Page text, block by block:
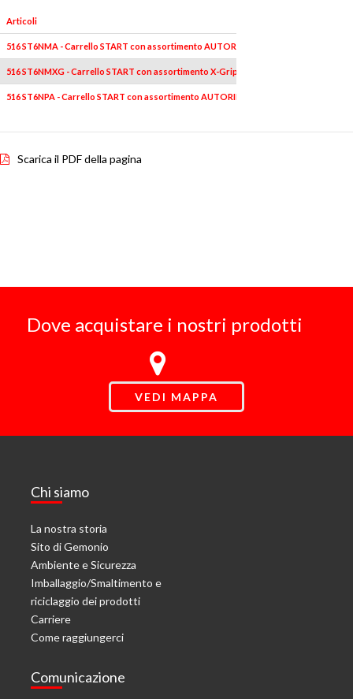
Articoli
516 ST6NMA - Carrello START con assortimento AUTORIPARAZIONE 495 MAA (155
516 ST6NMXG - Carrello START con assortimento X-Grip MANUTENZIONE (144 pz) -
516 ST6NPA - Carrello START con assortimento AUTORIPARAZIONE 495 PA (142 pz)
Scarica il PDF della pagina
Dove acquistare i nostri prodotti
VEDI MAPPA
Chi siamo
La nostra storia
Sito di Gemonio
Ambiente e Sicurezza
Imballaggio/Smaltimento e
riciclaggio dei prodotti
Carriere
Come raggiungerci
Comunicazione